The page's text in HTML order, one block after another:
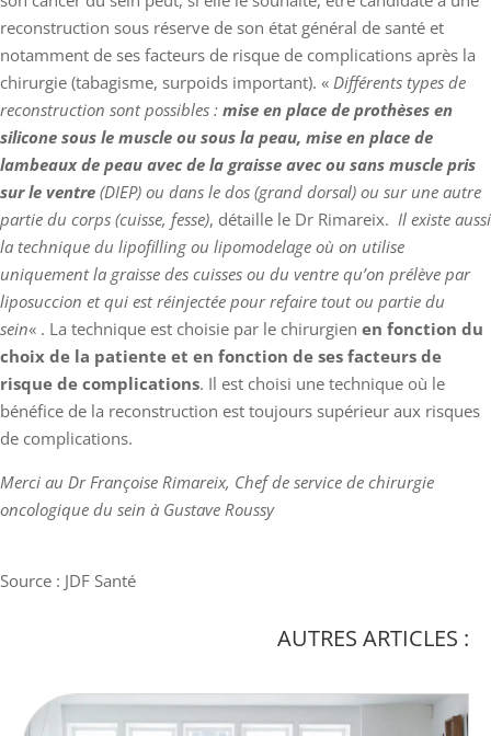
reconstruction sous réserve de son état général de santé et
notamment de ses facteurs de risque de complications après la
chirurgie (tabagisme, surpoids important). « Différents types de
reconstruction sont possibles : mise en place de prothèses en
silicone sous le muscle ou sous la peau, mise en place de
lambeaux de peau avec de la graisse avec ou sans muscle pris
sur le ventre (DIEP) ou dans le dos (grand dorsal) ou sur une autre
partie du corps (cuisse, fesse), détaille le Dr Rimareix. Il existe aussi
la technique du lipofilling ou lipomodelage où on utilise
uniquement la graisse des cuisses ou du ventre qu’on prélève par
liposuccion et qui est réinjectée pour refaire tout ou partie du
sein« . La technique est choisie par le chirurgien en fonction du
choix de la patiente et en fonction de ses facteurs de
risque de complications. Il est choisi une technique où le
bénéfice de la reconstruction est toujours supérieur aux risques
de complications.
Merci au Dr Françoise Rimareix, Chef de service de chirurgie
oncologique du sein à Gustave Roussy
Source : JDF Santé
AUTRES ARTICLES :